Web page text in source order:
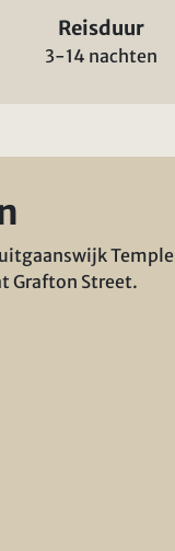
Reisduur
3-14 nachten
Temple
Grafton Street.